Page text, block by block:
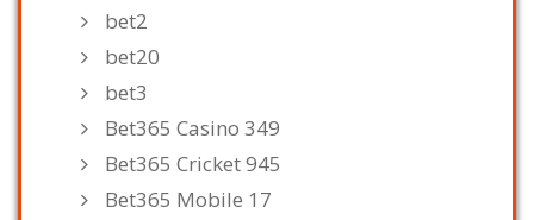
bet2
bet20
bet3
Bet365 Casino 349
Bet365 Cricket 945
Bet365 Mobile 17